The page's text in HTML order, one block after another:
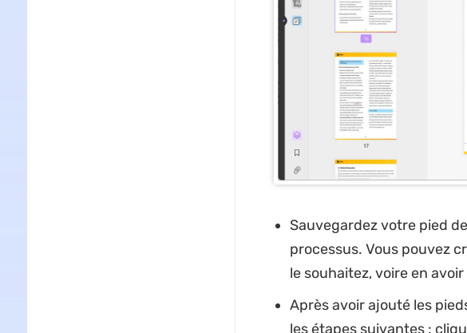
Sauvegardez votre pied
processus. Vous pouvez
le souhaitez, voire en
Après avoir ajouté les
les étapes suivantes :